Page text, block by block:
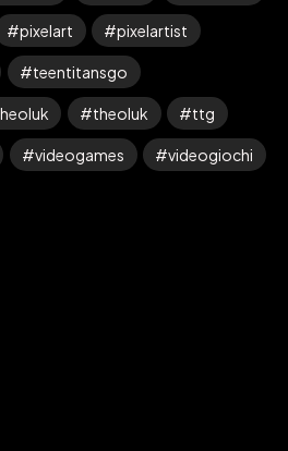
pixelart pixelartist
teentitansgo
theoluk ttg
videogames videogiochi
Theme by © The_Oluk